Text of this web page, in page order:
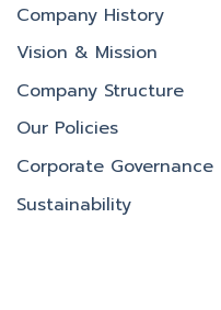
Company History
Vision & Mission
Company Structure
Our Policies
Corporate Governance
Sustainability